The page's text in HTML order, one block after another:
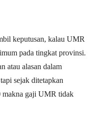
keputusan, kalau UMR
pada tingkat provinsi.
atau alasan dalam
sejak ditetapkan
makna gaji UMR tidak